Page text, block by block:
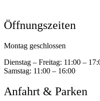
Öffnungszeiten
Montag geschlossen
Dienstag – Freitag: 11:00 –
Samstag: 11:00 – 16:00
Anfahrt & Parken